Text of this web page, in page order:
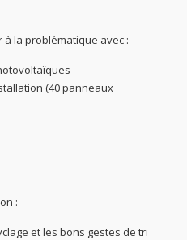
la problématique avec :
(40 panneaux
:
et les bons gestes de tri